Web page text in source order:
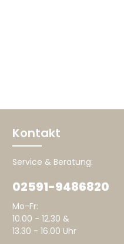
Kontakt
Service & Beratung:
02591-9486820
Mo-Fr:
10.00 - 12.30 &
13.30 - 16.00 Uhr